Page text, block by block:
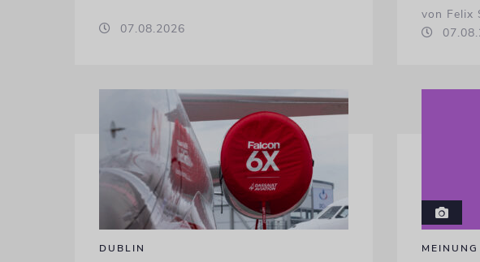
07.08.2026
von Felix
DUBLIN MEINUNG